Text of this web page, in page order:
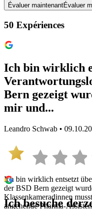
Évaluer maintenantÉvaluer
50 Expériences
Ich bin wirklich
Bern gezeigt
mir und...
Leandro Schwab •
Ich bin wirklich entsetzt
der BSD Bern gezeigt
Klassenkameradinnen
angehende Pharma-
Ich besuche